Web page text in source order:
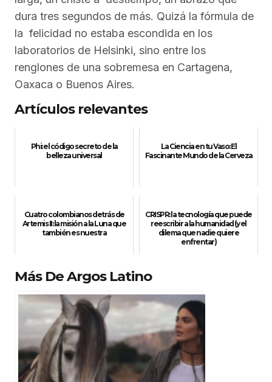
dura tres segundos de más. Quizá la fórmula de
la felicidad no estaba escondida en los
laboratorios de Helsinki, sino entre los
renglones de una sobremesa en Cartagena,
Oaxaca o Buenos Aires.
Artículos relevantes
Phi: el código secreto de la
belleza universal
La Ciencia en tu Vaso: El
Fascinante Mundo de la Cerveza
Cuatro colombianos detrás de
Artemis II: la misión a la Luna que
también es nuestra
CRISPR: la tecnología que puede
reescribir a la humanidad (y el
dilema que nadie quiere
enfrentar)
Más De Argos Latino